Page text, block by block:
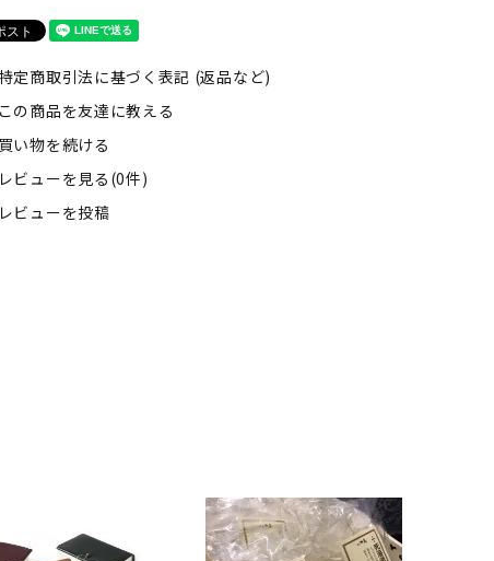
定商取引法に基づく表記 (返品など)
この商品を友達に教える
買い物を続ける
レビューを見る(0件)
レビューを投稿